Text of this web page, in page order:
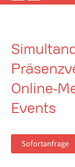
Online-
Events
Sofortanfrage